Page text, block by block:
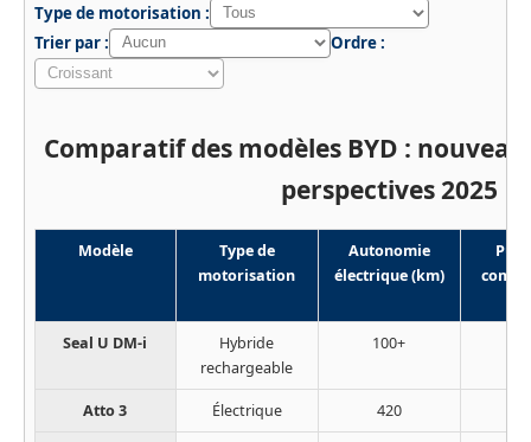
Type de motorisation :
Trier par :
Ordre :
Comparatif des modèles BYD :
perspectives 2025
Modèle
Type de
motorisation
Autonomie
électrique (km)
Seal U DM-i
Hybride
rechargeable
100+
Atto 3 Électrique 420